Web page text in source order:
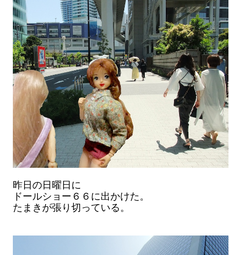
昨日の日曜日に
ドールショー６６に出かけた。
たまきが張り切っている。